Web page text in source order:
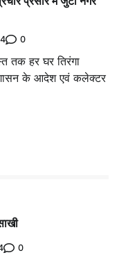
0
तक हर घर तिरंगा
के आदेश एवं कलेक्टर
0